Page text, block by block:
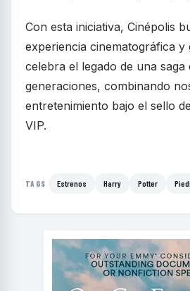
Con esta iniciativa, Cinépolis
experiencia cinematográfica y
celebra el legado de una saga
generaciones, combinando
entretenimiento bajo el sello
VIP.
TAGS Estrenos Harry Potter